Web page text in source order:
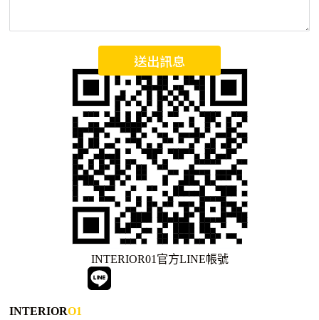
送出訊息
INTERIOR01官方LINE帳號
INTERIORO1